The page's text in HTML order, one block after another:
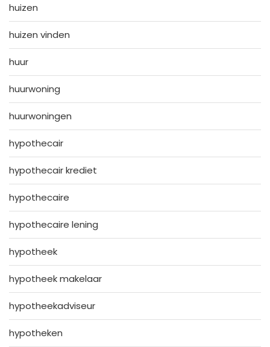
huizen
huizen vinden
huur
huurwoning
huurwoningen
hypothecair
hypothecair krediet
hypothecaire
hypothecaire lening
hypotheek
hypotheek makelaar
hypotheekadviseur
hypotheken